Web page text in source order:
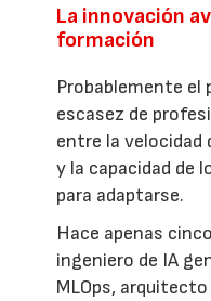
La innovación
formación
Probablemente el
escasez de
entre la
y la capacidad de
para adaptarse.
Hace apenas
ingeniero de IA
MLOps,